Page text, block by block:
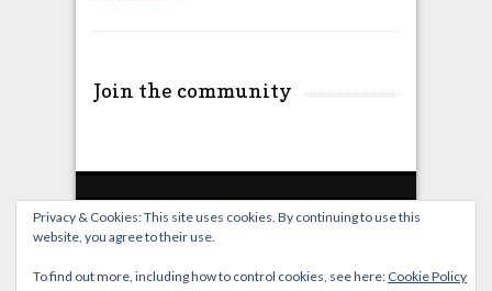
Join the community
Home Live Broadcast
Privacy & Cookies: This site uses cookies. By continuing to use this
website, you agree to their use.
To find out more, including how to control cookies, see here: Cookie Policy